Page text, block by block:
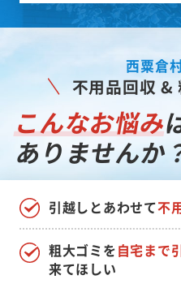
西粟倉
不用品回収 &
こんなお悩み
ありませんか
引越しとあわせて不
粗大ゴミを自宅まで
来てほしい